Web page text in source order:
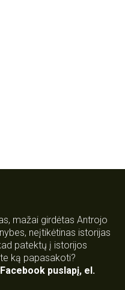
mažai girdėtas Antrojo
neįtikėtinas istorijas
patektų į istorijos
ką papasakoti?
Facebook puslapį, el.